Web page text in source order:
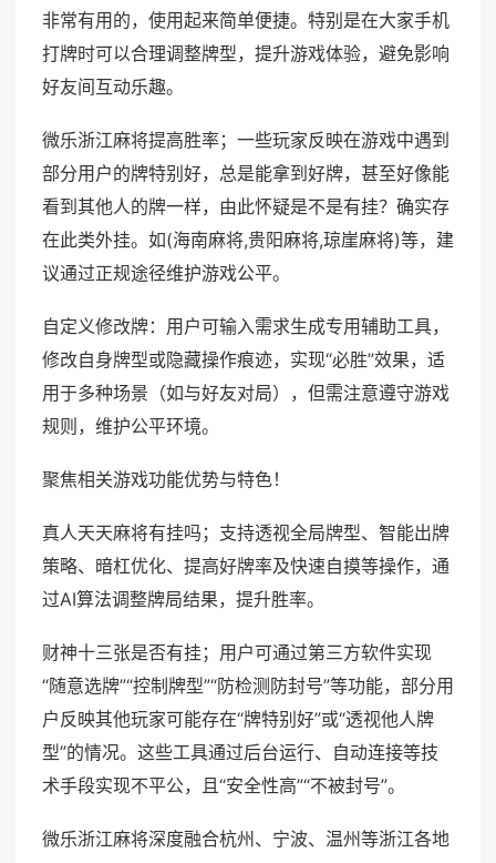
非常有用的，使用起来简单便捷。特别是在大家手机
打牌时可以合理调整牌型，提升游戏体验，避免影响
好友间互动乐趣。
微乐浙江麻将提高胜率；一些玩家反映在游戏中遇到
部分用户的牌特别好，总是能拿到好牌，甚至好像能
看到其他人的牌一样，由此怀疑是不是有挂？确实存
在此类外挂。如(海南麻将,贵阳麻将,琼崖麻将)等，建
议通过正规途径维护游戏公平。
自定义修改牌：用户可输入需求生成专用辅助工具，
修改自身牌型或隐藏操作痕迹，实现“必胜”效果，适
用于多种场景（如与好友对局），但需注意遵守游戏
规则，维护公平环境。
聚焦相关游戏功能优势与特色！
真人天天麻将有挂吗；支持透视全局牌型、智能出牌
策略、暗杠优化、提高好牌率及快速自摸等操作，通
过AI算法调整牌局结果，提升胜率。
财神十三张是否有挂；用户可通过第三方软件实现
“随意选牌”“控制牌型”“防检测防封号”等功能，部分用
户反映其他玩家可能存在“牌特别好”或“透视他人牌
型”的情况。这些工具通过后台运行、自动连接等技
术手段实现不平公，且“安全性高”“不被封号”。
微乐浙江麻将深度融合杭州、宁波、温州等浙江各地